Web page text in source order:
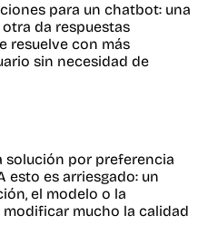
para un chatbot: una
da respuestas
resuelve con más
sin necesidad de
solución por preferencia
esto es arriesgado: un
el modelo o la
mucho la calidad